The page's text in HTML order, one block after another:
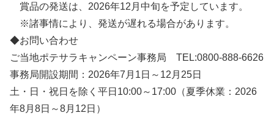
賞品の発送は、2026年12月中旬を予定しています。
※諸事情により、発送が遅れる場合があります。
◆お問い合わせ
ご当地ポテサラキャンペーン事務局 TEL:0800-888-6626
事務局開設期間：2026年7月1日～12月25日
土・日・祝日を除く平日10:00～17:00（夏季休業：2026
年8月8日～8月12日）